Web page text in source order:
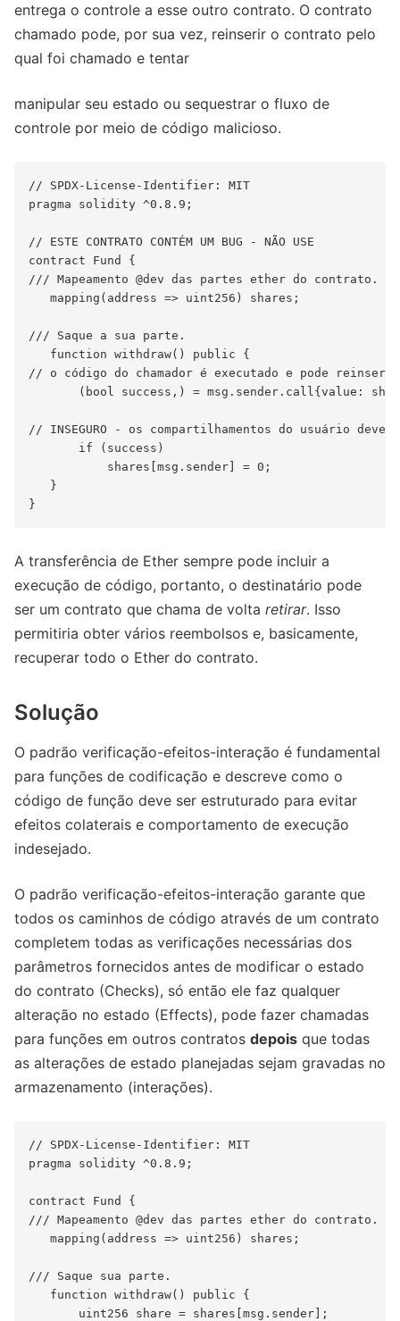
entrega o controle a esse outro contrato. O contrato
chamado pode, por sua vez, reinserir o contrato pelo
qual foi chamado e tentar
manipular seu estado ou sequestrar o fluxo de
controle por meio de código malicioso.
// SPDX-License-Identifier: MIT
pragma solidity ^0.8.9;
// ESTE CONTRATO CONTÉM UM BUG - NÃO USE
contract Fund {
/// Mapeamento @dev das partes ether do contrato.
   mapping(address => uint256) shares;
/// Saque a sua parte.
   function withdraw() public {
// o código do chamador é executado e pode
(bool success,) = msg.sender.call{value:
// INSEGURO - os compartilhamentos do usuário
       if (success)
           shares[msg.sender] = 0;
   }
A transferência de Ether sempre pode incluir a
execução de código, portanto, o destinatário pode
ser um contrato que chama de volta retirar. Isso
permitiria obter vários reembolsos e, basicamente,
recuperar todo o Ether do contrato.
Solução
O padrão verificação-efeitos-interação é fundamental
para funções de codificação e descreve como o
código de função deve ser estruturado para evitar
efeitos colaterais e comportamento de execução
indesejado.
O padrão verificação-efeitos-interação garante que
todos os caminhos de código através de um contrato
completem todas as verificações necessárias dos
parâmetros fornecidos antes de modificar o estado
do contrato (Checks), só então ele faz qualquer
alteração no estado (Effects), pode fazer chamadas
para funções em outros contratos depois que todas
as alterações de estado planejadas sejam gravadas no
armazenamento (interações).
// SPDX-License-Identifier: MIT
pragma solidity ^0.8.9;
contract Fund {
/// Mapeamento @dev das partes ether do contrato.
   mapping(address => uint256) shares;
/// Saque sua parte.
   function withdraw() public {
       uint256 share = shares[msg.sender];